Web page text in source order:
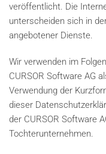
veröffentlicht. Die
unterscheiden sich in
angebotener Dienste.
Wir verwenden im
CURSOR Software AG
Verwendung der
dieser
der CURSOR Software
Tochterunternehmen.